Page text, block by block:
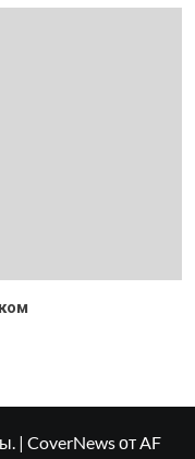
| CoverNewsот AF